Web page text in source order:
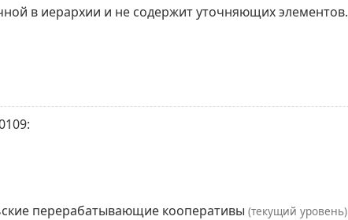
в иерархии и не содержит уточняющих элементов.
перерабатывающие кооперативы (текущий уровень)